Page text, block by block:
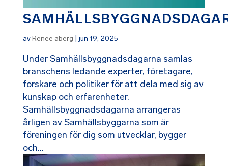
avRenee aberg jun 19, 2025
Under Samhällsbyggnadsdagarna samlas
branschens ledande experter, företagare,
forskare och politiker för att dela med sig av
kunskap och erfarenheter.
Samhällsbyggnadsdagarna arrangeras
årligen av Samhällsbyggarna som är
föreningen för dig som utvecklar, bygger
och...